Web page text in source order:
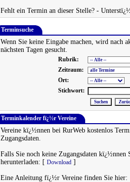
Fehlt ein Termin an dieser Stelle? -
Terminsuche
Wenn Sie keine Eingabe machen, wird nach
nächsten Tagen gesucht.
Rubrik:
Zeitraum:
Ort:
Stichwort:
Terminkalender fï¿½r Vereine
Vereine kï¿½nnen bei RurWeb kostenlos
Zugangsdaten.
Falls Sie noch keine Zugangsdaten
herunterladen: [ Download ]
Eine Anleitung fï¿½r Vereine finden Sie